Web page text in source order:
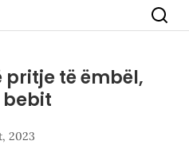
pritje të ëmbël,
bebit
2023